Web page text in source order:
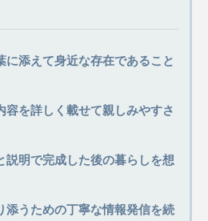
に添えて身近な存在であること
容を詳しく載せて親しみやすさ
説明で完成した後の暮らしを想
添うための丁寧な情報発信を続